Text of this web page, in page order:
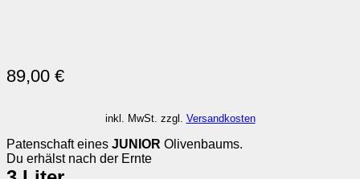
89,00 €
inkl. MwSt. zzgl. Versandkosten
Patenschaft eines JUNIOR Olivenbaums.
Du erhälst nach der Ernte